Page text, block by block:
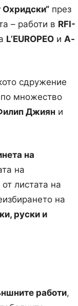
през
– работи в RFI-
L’EUROPEO и A-
сдружение
множество
Джиян и
на
на
листата на
на
руски и
работи,